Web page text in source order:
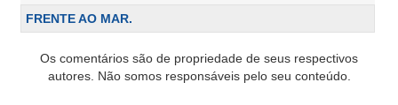
FRENTE AO MAR.
Os comentários são de propriedade de seus respectivos
autores. Não somos responsáveis pelo seu conteúdo.